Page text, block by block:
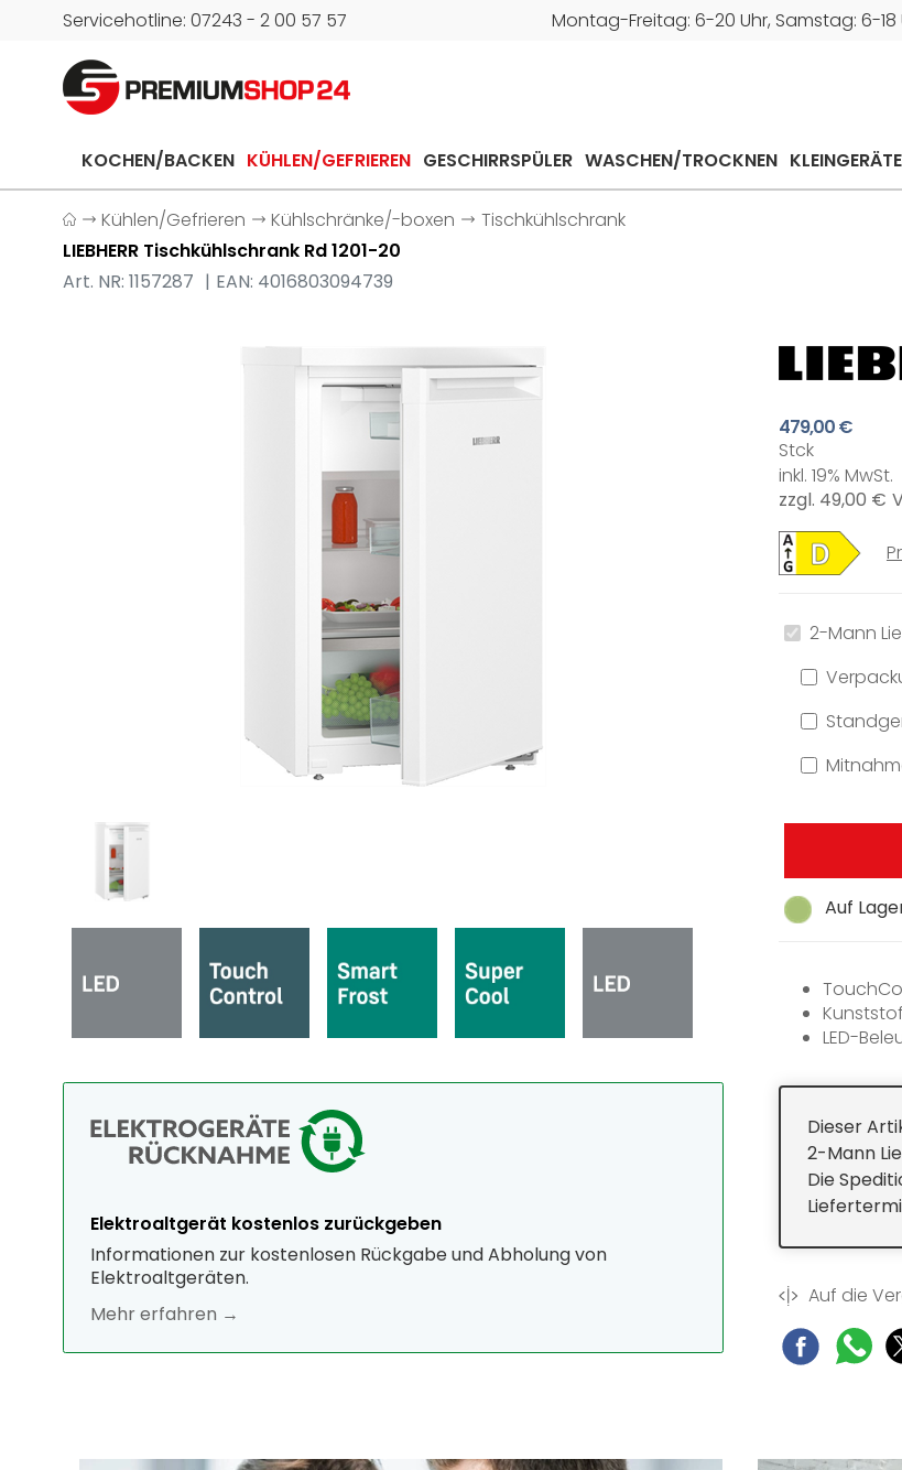
Servicehotline: 07243 - 2 00 57 57 Montag-Freitag: 6-20 Uhr, Samstag: 6-18
KOCHEN/BACKEN KÜHLEN/GEFRIEREN GESCHIRRSPÜLER WASCHEN/TROCKNEN KLEINGERÄTE
Kühlen/Gefrieren Kühlschränke/-boxen
Tischkühlschrank
LIEBHERR Tischkühlschrank Rd 1201-20
Art. NR: 1157287
EAN: 4016803094739
Elektroaltgerät kostenlos zurückgeben
Informationen zur kostenlosen Rückgabe und Abholung von
Elektroaltgeräten.
Mehr erfahren →
479,00 €
Stck
inkl. 19% MwSt.
zzgl. 49,00 €
Auf
2-Mann
LED-
Dieser
2-Mann
Die
Auf die